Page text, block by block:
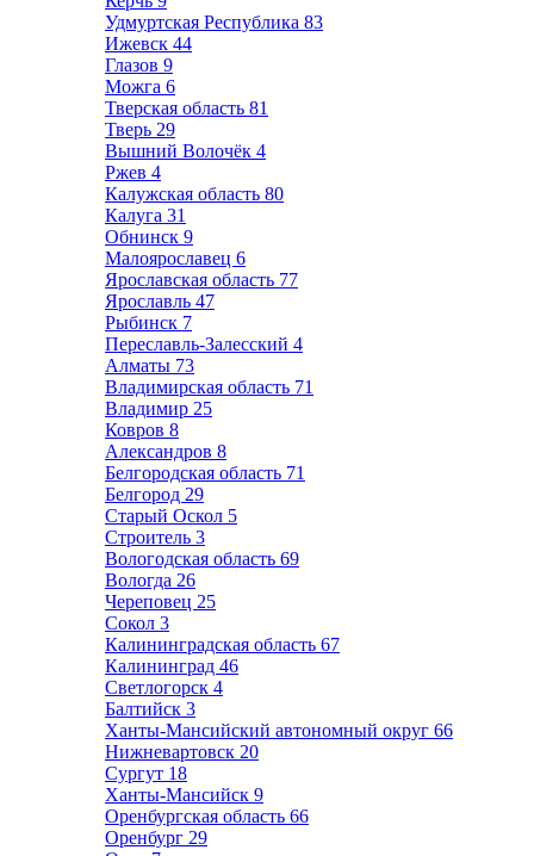
Удмуртская Республика 83
Ижевск 44
Глазов 9
Можга 6
Тверская область 81
Тверь 29
Вышний Волочёк 4
Ржев 4
Калужская область 80
Калуга 31
Обнинск 9
Малоярославец 6
Ярославская область 77
Ярославль 47
Рыбинск 7
Переславль-Залесский 4
Алматы 73
Владимирская область 71
Владимир 25
Ковров 8
Александров 8
Белгородская область 71
Белгород 29
Старый Оскол 5
Строитель 3
Вологодская область 69
Вологда 26
Череповец 25
Сокол 3
Калининградская область 67
Калининград 46
Светлогорск 4
Балтийск 3
Ханты-Мансийский автономный округ 66
Нижневартовск 20
Сургут 18
Ханты-Мансийск 9
Оренбургская область 66
Оренбург 29